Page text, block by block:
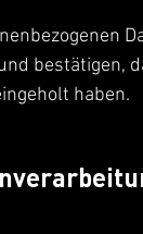
bestätigen,
haben.